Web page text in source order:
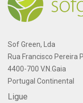
Sof Green, Lda
Rua Francisco Pereira
4400-700 V.N.Gaia
Portugal Continental
Ligue